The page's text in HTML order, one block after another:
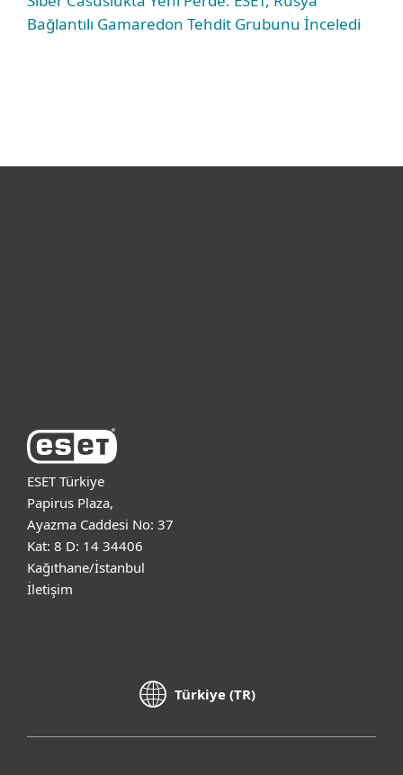
Bağlantılı Gamaredon Tehdit Grubunu İnceledi
ESET Türkiye
Papirus Plaza,
Ayazma Caddesi No: 37
Kat: 8 D: 14 34406
Kağıthane/İstanbul
İletişim
Türkiye (TR)